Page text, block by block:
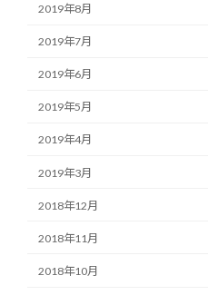
2019年8月
2019年7月
2019年6月
2019年5月
2019年4月
2019年3月
2018年12月
2018年11月
2018年10月